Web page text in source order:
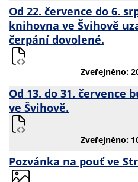
Od 22. července do 6.
knihovna ve Švihově
čerpání dovolené.
Zveřejněno:
Od 13. do 31. července
ve Švihově.
Zveřejněno:
Pozvánka na pouť ve